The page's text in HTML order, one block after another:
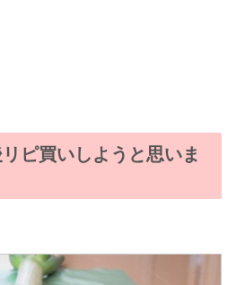
リピ買いしようと思いま